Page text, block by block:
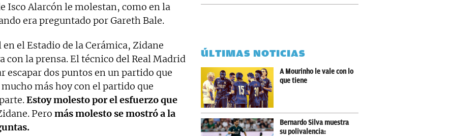
Isco Alarcón le molestan, como en la
era preguntado por Gareth Bale.
el Estadio de la Cerámica, Zidane
con la prensa. El técnico del Real Madrid
escapar dos puntos en un partido que
más hoy con el partido que
Estoy molesto por el esfuerzo que
Pero más molesto se mostró a la
ÚLTIMAS NOTICIAS
A Mourinho le vale con lo
que tiene
Bernardo Silva muestra
su polivalencia: